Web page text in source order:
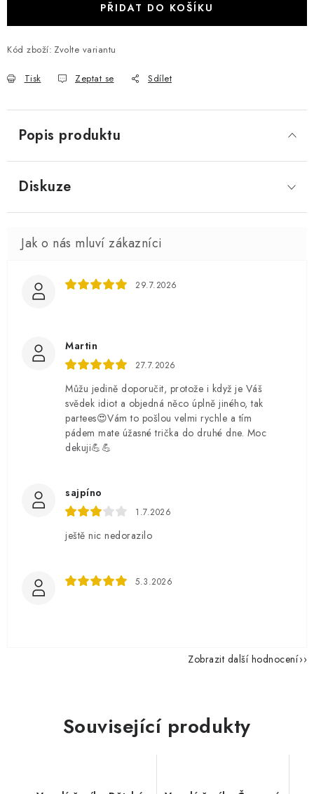
PŘIDAT DO KOŠÍKU
Kód zboží: Zvolte variantu
Tisk Zeptat se Sdílet
Popis produktu
Diskuze
29.7.2026
Martin
27.7.2026
Můžu jedině doporučit, protože i když je Váš
svědek idiot a objedná něco úplně jiného, tak
partees😍Vám to pošlou velmi rychle a tím
pádem mate úžasné trička do druhé dne. Moc
dekuji💪💪
sajpíno
1.7.2026
ještě nic nedorazilo
5.3.2026
Zobrazit další hodnocení
Související produkty